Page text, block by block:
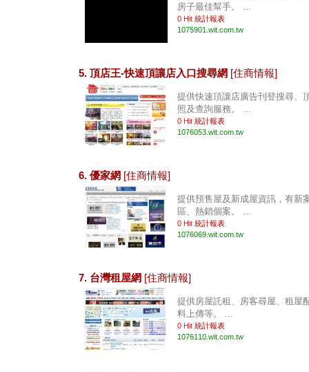
房子最佳幫手。 ...
0 Hit 統計報表
1075901.wit.com.tw
5. 頂店王-快速頂讓店入口搜尋網 [住商情報]
提供快速頂讓店廣告刊登搜尋、
照及查詢服務。 ...
0 Hit 統計報表
1076053.wit.com.tw
6. 優家網 [住商情報]
提供預售屋及新成屋資訊，有新
區、熱銷個案。 ...
0 Hit 統計報表
1076069.wit.com.tw
7. 台灣租屋網 [住商情報]
提供房屋託租、房客尋屋、租屋
料上傳等。 ...
0 Hit 統計報表
1076110.wit.com.tw